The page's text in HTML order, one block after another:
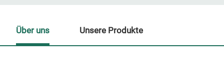
Über uns Unsere Produkte